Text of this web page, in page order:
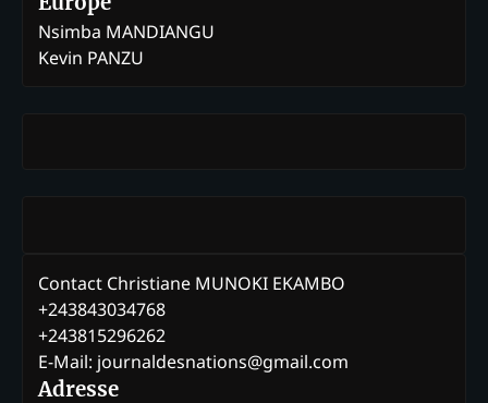
Nsimba MANDIANGU
Kevin PANZU
Contact Christiane MUNOKI EKAMBO
+243843034768
+243815296262
E-Mail: journaldesnations@gmail.com
Adresse